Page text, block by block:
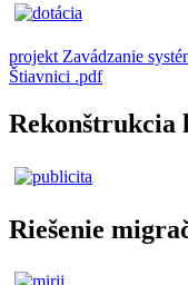
projekt Zavádzanie
Štiavnici .pdf
Rekonštrukcia
Riešenie